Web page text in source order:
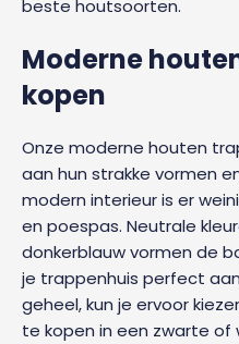
beste houtsoorten.
Moderne
kopen
Onze moderne houten
aan hun strakke vormen
modern interieur is er
en poespas. Neutrale
donkerblauw vormen de
je trappenhuis perfect
geheel, kun je ervoor
te kopen in een zwarte of